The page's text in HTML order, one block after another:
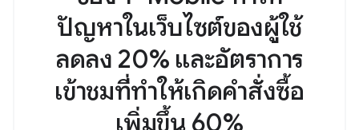
ปัญหาในเว็บไซต์ของผู้ใช้
ลดลง 20% และอัตราการ
เข้าชมที่ทำให้เกิดคำสั่งซื้อ
เพิ่มขึ้น 60%